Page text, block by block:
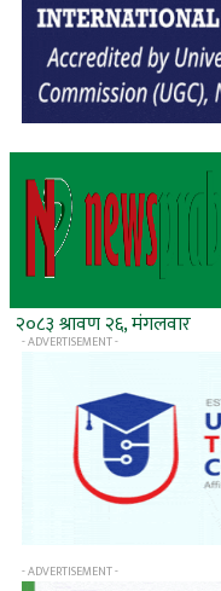
२०८३ श्रावण २६, मंगलवार
- ADVERTISEMENT -
- ADVERTISEMENT -